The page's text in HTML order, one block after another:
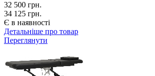
32 500 грн.
34 125 грн.
Є в наявності
Детальніше про товар
Переглянути